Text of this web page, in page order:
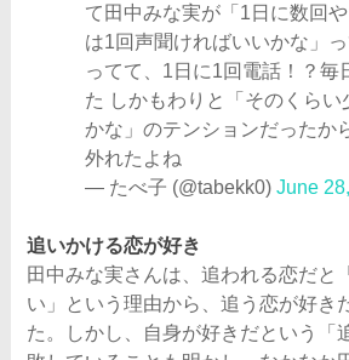
て田中みな実が「1日に数回
は1回声聞ければいいかな」
ってて、1日に1回電話！？毎
た しかもわりと「そのくらい
かな」のテンションだったか
外れたよね
— たべ子 (@tabekk0)June
追いかける恋が好き
田中みな実さんは、追われる恋だと
い」という理由から、追う恋が好き
た。しかし、自身が好きだという「